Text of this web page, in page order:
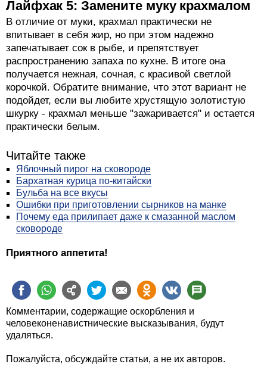
Лайфхак 5: Замените муку крахмалом
В отличие от муки, крахмал практически не
впитывает в себя жир, но при этом надежно
запечатывает сок в рыбе, и препятствует
распространению запаха по кухне. В итоге она
получается нежная, сочная, с красивой светлой
корочкой. Обратите внимание, что этот вариант не
подойдет, если вы любите хрустящую золотистую
шкурку - крахмал меньше "зажаривается" и остается
практически белым.
Читайте также
Яблочный пирог на сковороде
Бархатная курица по-китайски
Бульба на все вкусы
Ошибки при приготовлении сырников на манке
Почему еда прилипает даже к смазанной маслом
сковороде
Приятного аппетита!
Комментарии, содержащие оскорбления и
человеконенавистнические высказывания, будут
удаляться.
Пожалуйста, обсуждайте статьи, а не их авторов.